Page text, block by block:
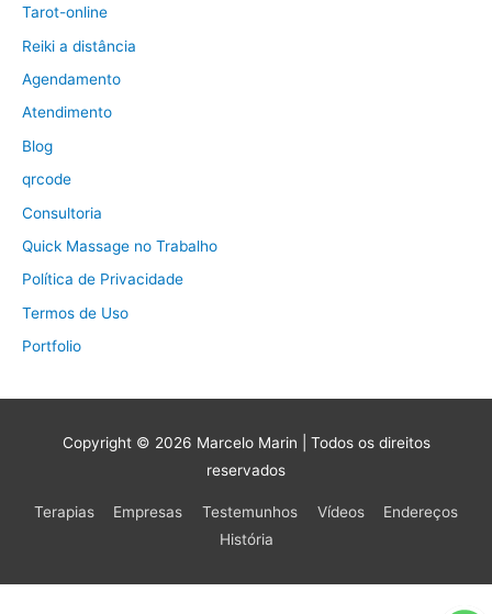
Tarot-online
Reiki a distância
Agendamento
Atendimento
Blog
qrcode
Consultoria
Quick Massage no Trabalho
Política de Privacidade
Termos de Uso
Portfolio
Copyright © 2026 Marcelo Marin | Todos os direitos
reservados
Terapias Empresas Testemunhos Vídeos
Endereços
História